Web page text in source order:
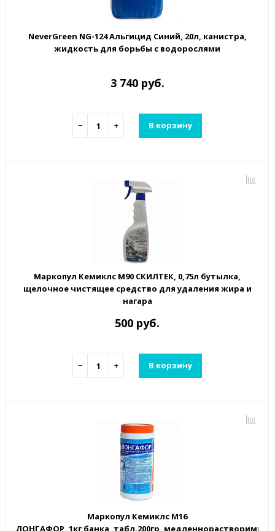
NeverGreen NG-124 Альгицид Синий, 20л, канистра,
жидкость для борьбы с водорослями
3 740 руб.
− + В корзину
Маркопул Кемиклс М90 СКИЛТЕК, 0,75л бутылка,
щелочное чистящее средство для удаления жира и
нагара
500 руб.
− + В корзину
Маркопул Кемиклс М16
ЛОНГАФОР, 1кг банка, табл.200гр,